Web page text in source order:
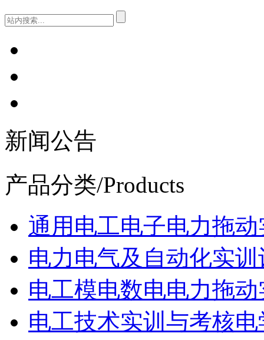
新闻公告
产品分类/Products
通用电工电子电力拖
电力电气及自动化实训
电工模电数电电力拖
电工技术实训与考核